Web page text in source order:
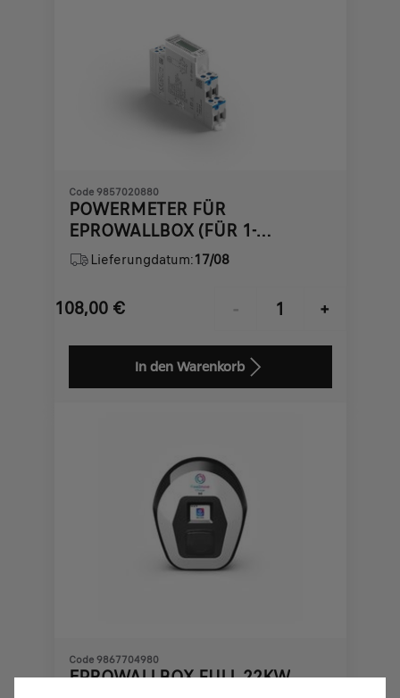
Code 9857020880
POWERMETER FÜR
EPROWALLBOX (FÜR 1-
PHASIGES NETZ)
Lieferungdatum:17/08
108,00 €
Price
108,00
-
+
Quantity
to:
In den Warenkorb
Code 9867704980
EPROWALLBOX FULL 22KW